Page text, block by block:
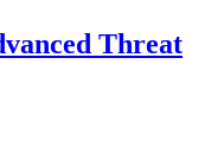
Threat